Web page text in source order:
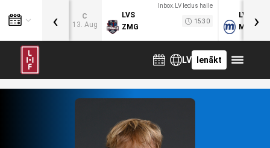
C
13. Aug
Inbox.LV ledus halle
LVS
ZMG
15:30
LVB
MOG
‹ ›
LV Ienākt